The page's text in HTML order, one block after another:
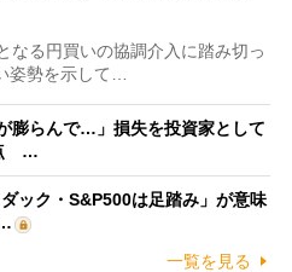
る円買いの協調介入に踏み切っ
姿勢を示して…
膨らんで…」損失を投資家として
点 …
ック・S&P500は足踏み」が意味
一覧を見る